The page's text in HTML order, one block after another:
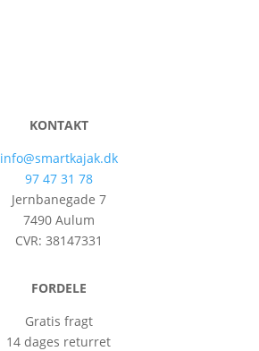
KONTAKT
info@smartkajak.dk
97 47 31 78
Jernbanegade 7
7490 Aulum
CVR: 38147331
FORDELE
Gratis fragt
14 dages returret